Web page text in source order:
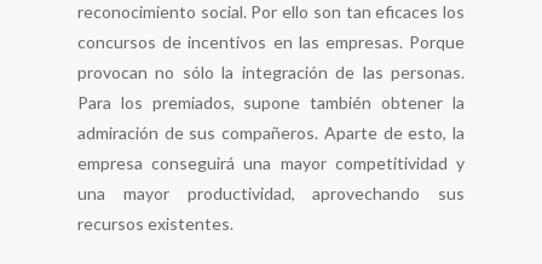
reconocimiento social. Por ello son tan eficaces los
concursos de incentivos en las empresas. Porque
provocan no sólo la integración de las personas.
Para los premiados, supone también obtener la
admiración de sus compañeros. Aparte de esto, la
empresa conseguirá una mayor competitividad y
una mayor productividad, aprovechando sus
recursos existentes.